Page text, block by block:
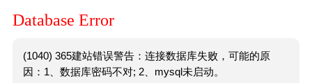
Database Error
(1040) 365建站错误警告：连接数据库失败，可能的原
因：1、数据库密码不对; 2、mysql未启动。